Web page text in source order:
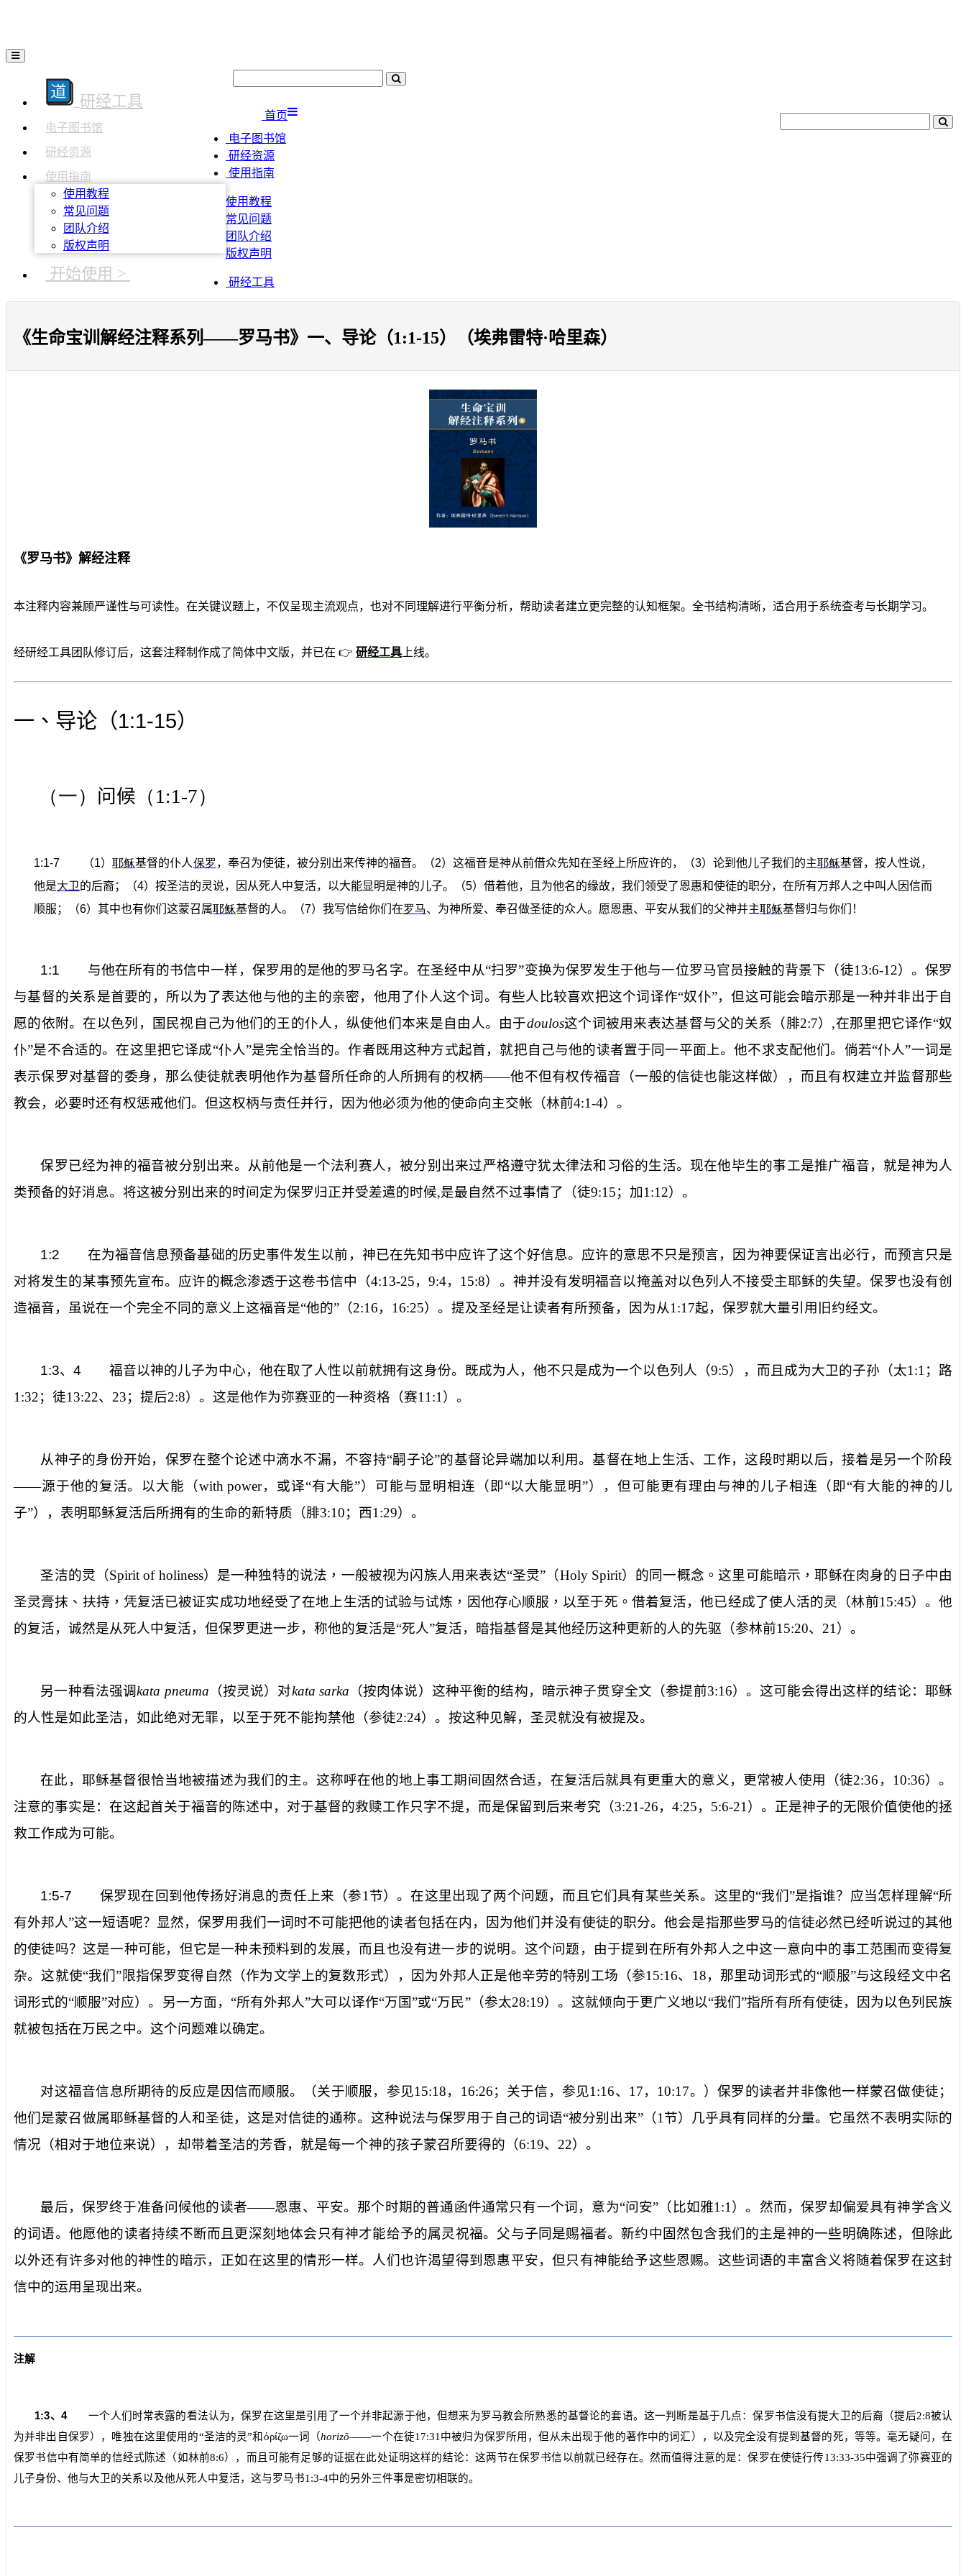
研经工具
电子图书馆
研经资源
使用指南
使用教程
常见问题
团队介绍
版权声明
开始使用 >
首页
电子图书馆
研经资源
使用指南
使用教程
常见问题
团队介绍
版权声明
研经工具
《生命宝训解经注释系列——罗马书》一、导论（1:1-15）（埃弗雷特·哈里森）
《罗马书》解经注释
本注释内容兼顾严谨性与可读性。在关键议题上，不仅呈现主流观点，也对不同理解进行平衡分析，帮助读者建立更完整的认知框架。全书结构清晰，适合用于系统查考与长期学习。
经研经工具团队修订后，这套注释制作成了简体中文版，并已在 👉 研经工具 上线。
一、导论（1:1-15）
（一） 问候 （ 1:1-7）
1:1-7 （1）耶稣基督的仆人保罗 ，奉召为使徒，被分别出来传神的福音。（2）这福音是神从前借众先知在圣经上所应许的，（3）论到他儿子我们的主耶稣基督，按人性说，
他是大卫的后裔；（4）按圣洁的灵说，因从死人中复活，以大能显明是神的儿子。（5）借着他，且为他名的缘故，我们领受了恩惠和使徒的职分，在所有万邦人之中叫人因信而
顺服；（6）其中也有你们这蒙召属耶稣基督的人。（7）我写信给你们在罗马、为神所爱、奉召做圣徒的众人。愿恩惠、平安从我们的父神并主耶稣基督归与你们！
1:1 与他在所有的书信中一样，保罗用的是他的罗马名字。在圣经中从“扫罗”变换为保罗发生于他与一位罗马官员接触的背景下（徒13:6-12）。保罗
与基督的关系是首要的，所以为了表达他与他的主的亲密，他用了仆人这个词。有些人比较喜欢把这个词译作“奴仆”，但这可能会暗示那是一种并非出于自
愿的依附。在以色列，国民视自己为他们的王的仆人，纵使他们本来是自由人。由于doulos这个词被用来表达基督与父的关系（腓2:7） ,在那里把它译作“奴
仆”是不合适的。在这里把它译成“仆人”是完全恰当的。作者既用这种方式起首，就把自己与他的读者置于同一平面上。他不求支配他们。倘若“仆人”一词是
表示保罗对基督的委身，那么使徒就表明他作为基督所任命的人所拥有的权柄——他不但有权传福音（一般的信徒也能这样做），而且有权建立并监督那些
教会，必要时还有权惩戒他们。但这权柄与责任并行，因为他必须为他的使命向主交帐（林前4:1-4）。
保罗已经为神的福音被分别出来。从前他是一个法利赛人，被分别出来过严格遵守犹太律法和习俗的生活。现在他毕生的事工是推广福音，就是神为人
类预备的好消息。将这被分别出来的时间定为保罗归正并受差遣的时候,是最自然不过事情了（徒9:15；加1:12）。
1:2 在为福音信息预备基础的历史事件发生以前，神已在先知书中应许了这个好信息。应许的意思不只是预言，因为神要保证言出必行，而预言只是
对将发生的某事预先宣布。应许的概念渗透于这卷书信中（4:13-25，9:4， 15:8）。神并没有发明福音以掩盖对以色列人不接受主耶稣的失望。保罗也没有创
造福音，虽说在一个完全不同的意义上这福音是“他的”（2:16， 16:25）。提及圣经是让读者有所预备，因为从1:17起，保罗就大量引用旧约经文。
1:3、4 福音以神的儿子为中心，他在取了人性以前就拥有这身份。既成为人，他不只是成为一个以色列人（9:5），而且成为大卫的子孙（太1:1 ；路
1:32；徒13:22、 23；提后2:8）。这是他作为弥赛亚的一种资格（赛11:1 ）。
从神子的身份开始，保罗在整个论述中滴水不漏，不容持“嗣子论”的基督论异端加以利用。基督在地上生活、工作，这段时期以后，接着是另一个阶段
——源于他的复活。 以大能 （with power，或译“有大能”）可能与 显明相连（即“以大能显明”），但可能更有理由与神的儿子相连（即“有大能的神的儿
子”），表明耶稣复活后所拥有的生命的新特质（腓3:10；西1:29）。
圣洁的灵 （Spirit of holiness）是一种独特的说法，一般被视为闪族人用来表达“圣灵”（Holy Spirit）的同一概念。这里可能暗示，耶稣在肉身的日子中由
圣灵膏抹、扶持，凭复活已被证实成功地经受了在地上生活的试验与试炼，因他存心顺服，以至于死。 借着复活，他已经成了使人活的灵（林前15:45）。他
的复活，诚然是从死人中复活，但保罗更进一步，称他的复活是“死人”复活，暗指基督是其他经历这种更新的人的先驱（参林前15:20、 21 ）。
另一种看法强调kata pneuma （按灵说）对kata sarka （按肉体说）这种平衡的结构，暗示神子贯穿全文（参提前3:16）。这可能会得出这样的结论：耶稣
的人性是如此圣洁，如此绝对无罪，以至于死不能拘禁他（参徒2:24）。按这种见解，圣灵就没有被提及。
在此，耶稣基督很恰当地被描述为我们的主。这称呼在他的地上事工期间固然合适，在复活后就具有更重大的意义，更常被人使用（徒2:36 ， 10:36）。
注意的事实是：在这起首关于福音的陈述中，对于基督的救赎工作只字不提，而是保留到后来考究（3:21-26， 4:25， 5:6-21 ）。正是神子的无限价值使他的拯
救工作成为可能。
1:5-7 保罗现在回到他传扬好消息的责任上来（参1 节）。在这里出现了两个问题，而且它们具有某些关系。这里的“我们”是指谁？应当怎样理解“所
有外邦人”这一短语呢？显然，保罗用我们一词时不可能把他的读者包括在内，因为他们并没有使徒的职分。他会是指那些罗马的信徒必然已经听说过的其他
的使徒吗？这是一种可能，但它是一种未预料到的发展，而且也没有进一步的说明。这个问题，由于提到 在所有外邦人之中这一意向中的事工范围而变得复
杂。这就使“我们”限指保罗变得自然（作为文学上的复数形式），因为外邦人正是他辛劳的特别工场（参15:16、 18，那里动词形式的“顺服”与这段经文中名
词形式的“顺服”对应）。另一方面，“所有外邦人”大可以译作“万国”或“万民”（参太28:19）。这就倾向于更广义地以“我们”指所有所有使徒，因为以色列民族
就被包括在万民之中。这个问题难以确定。
对这福音信息所期待的反应是因信而顺服。（关于顺服，参见15:18， 16:26；关于信，参见1:16、 17， 10:17。）保罗的读者并非像他一样蒙召做使徒；
他们是蒙召做属耶稣基督的人和圣徒，这是对信徒的通称。这种说法与保罗用于自己的词语“被分别出来”（1 节）几乎具有同样的分量。它虽然不表明实际的
情况（相对于地位来说），却带着圣洁的芳香，就是每一个神的孩子蒙召所要得的（6:19、 22）。
最后，保罗终于准备问候他的读者——恩惠、平安。那个时期的普通函件通常只有一个词，意为“问安”（比如雅1:1 ）。然而，保罗却偏爱具有神学含义
的词语。他愿他的读者持续不断而且更深刻地体会只有神才能给予的属灵祝福。父与子同是赐福者。新约中固然包含我们的主是神的一些明确陈述，但除此
以外还有许多对他的神性的暗示，正如在这里的情形一样。人们也许渴望得到恩惠平安，但只有神能给予这些恩赐。这些词语的丰富含义将随着保罗在这封
信中的运用呈现出来。
注解
1:3、 4一个人们时常表露的看法认为，保罗在这里是引用了一个并非起源于他，但想来为罗马教会所熟悉的基督论的套语。这一判断是基于几点：保罗书信没有提大卫的后裔（提后2:8被认
为并非出自保罗），唯独在这里使用的“圣洁的灵”和ὁρίζω一词（horizō——一个在徒17:31中被归为保罗所用，但从未出现于他的著作中的词汇），以及完全没有提到基督的死，等等。毫无疑问，在
保罗书信中有简单的信经式陈述（如林前8:6），而且可能有足够的证据在此处证明这样的结论：这两节在保罗书信以前就已经存在。然而值得注意的是：保罗在使徒行传13:33-35中强调了弥赛亚的
儿子身份、他与大卫的关系以及他从死人中复活，这与罗马书1:3-4中的另外三件事是密切相联的。